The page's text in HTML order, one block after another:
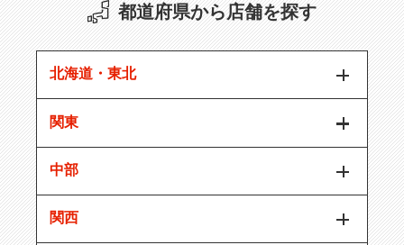
都道府県から店舗を探す
北海道・東北
関東
中部
関西